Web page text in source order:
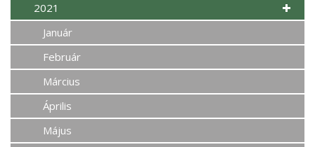
2021
Január
Február
Március
Április
Május